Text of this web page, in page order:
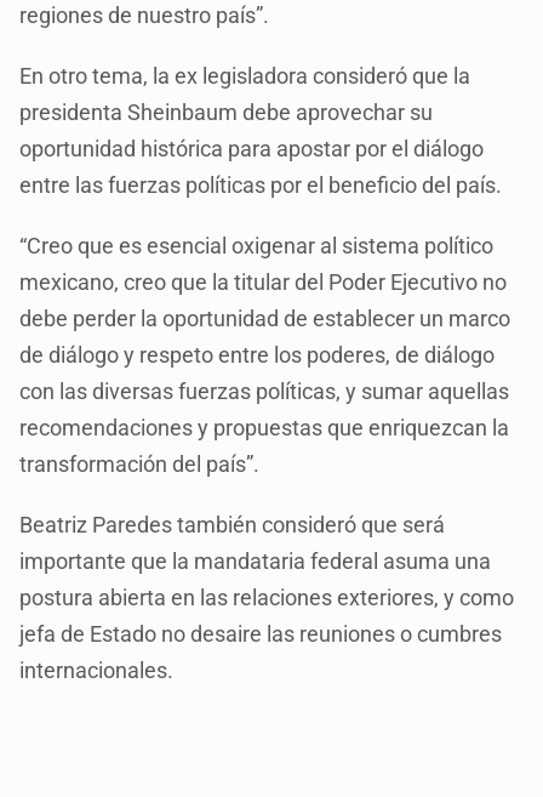
regiones de nuestro país”.
En otro tema, la ex legisladora consideró que la
presidenta Sheinbaum debe aprovechar su
oportunidad histórica para apostar por el diálogo
entre las fuerzas políticas por el beneficio del país.
“Creo que es esencial oxigenar al sistema político
mexicano, creo que la titular del Poder Ejecutivo no
debe perder la oportunidad de establecer un marco
de diálogo y respeto entre los poderes, de diálogo
con las diversas fuerzas políticas, y sumar aquellas
recomendaciones y propuestas que enriquezcan la
transformación del país”.
Beatriz Paredes también consideró que será
importante que la mandataria federal asuma una
postura abierta en las relaciones exteriores, y como
jefa de Estado no desaire las reuniones o cumbres
internacionales.